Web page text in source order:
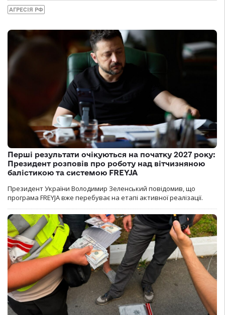
АГРЕСІЯ РФ
Перші результати очікуються на початку 2027 року:
Президент розповів про роботу над вітчизняною
балістикою та системою FREYJA
Президент України Володимир Зеленський повідомив, що
програма FREYJA вже перебуває на етапі активної реалізації.